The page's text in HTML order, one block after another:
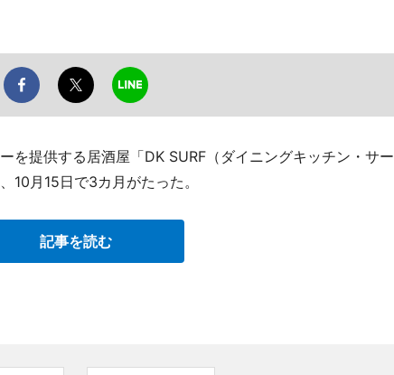
を提供する居酒屋「DK SURF（ダイニングキッチン・サー
10月15日で3カ月がたった。
記事を読む